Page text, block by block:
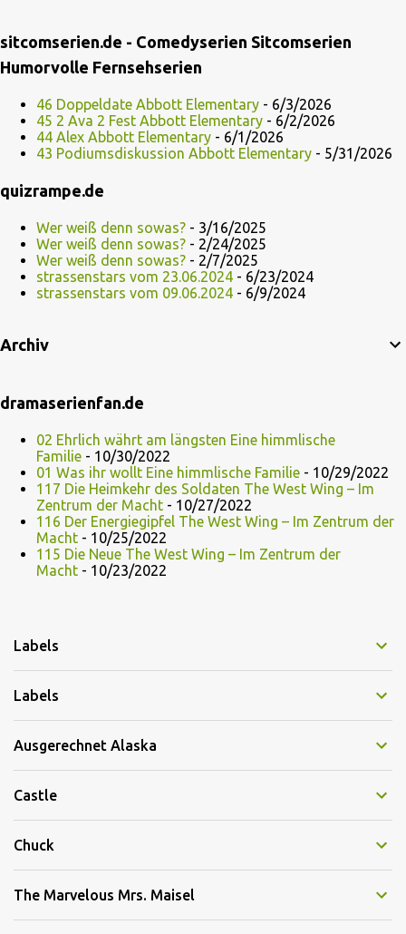
sitcomserien.de - Comedyserien Sitcomserien
Humorvolle Fernsehserien
46 Doppeldate Abbott Elementary - 6/3/2026
45 2 Ava 2 Fest Abbott Elementary - 6/2/2026
44 Alex Abbott Elementary - 6/1/2026
43 Podiumsdiskussion Abbott Elementary - 5/31/2026
quizrampe.de
Wer weiß denn sowas? - 3/16/2025
Wer weiß denn sowas? - 2/24/2025
Wer weiß denn sowas? - 2/7/2025
strassenstars vom 23.06.2024 - 6/23/2024
strassenstars vom 09.06.2024 - 6/9/2024
Archiv
dramaserienfan.de
02 Ehrlich währt am längsten Eine himmlische
Familie - 10/30/2022
01 Was ihr wollt Eine himmlische Familie - 10/29/2022
117 Die Heimkehr des Soldaten The West Wing – Im
Zentrum der Macht - 10/27/2022
116 Der Energiegipfel The West Wing – Im Zentrum der
Macht - 10/25/2022
115 Die Neue The West Wing – Im Zentrum der
Macht - 10/23/2022
Labels
Labels
Ausgerechnet Alaska
Castle
Chuck
The Marvelous Mrs. Maisel